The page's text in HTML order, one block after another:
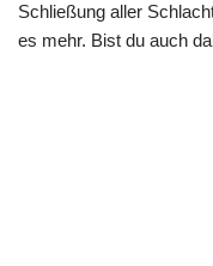
Schließung aller
es mehr. Bist du auch